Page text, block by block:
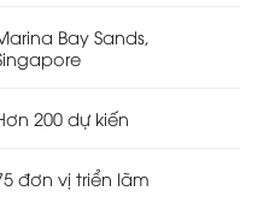
Bay Sands,
200 dự kiến
đơn vị triển lãm